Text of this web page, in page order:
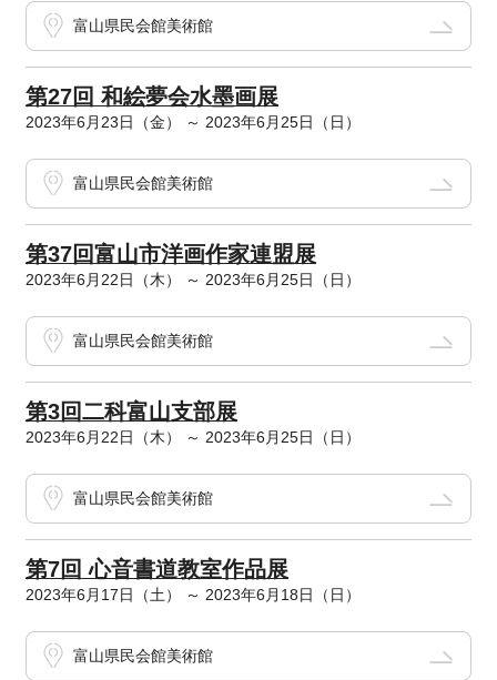
富山県民会館美術館
第27回 和絵夢会水墨画展
2023年6月23日（金） ～ 2023年6月25日（日）
富山県民会館美術館
第37回富山市洋画作家連盟展
2023年6月22日（木） ～ 2023年6月25日（日）
富山県民会館美術館
第3回二科富山支部展
2023年6月22日（木） ～ 2023年6月25日（日）
富山県民会館美術館
第7回 心音書道教室作品展
2023年6月17日（土） ～ 2023年6月18日（日）
富山県民会館美術館